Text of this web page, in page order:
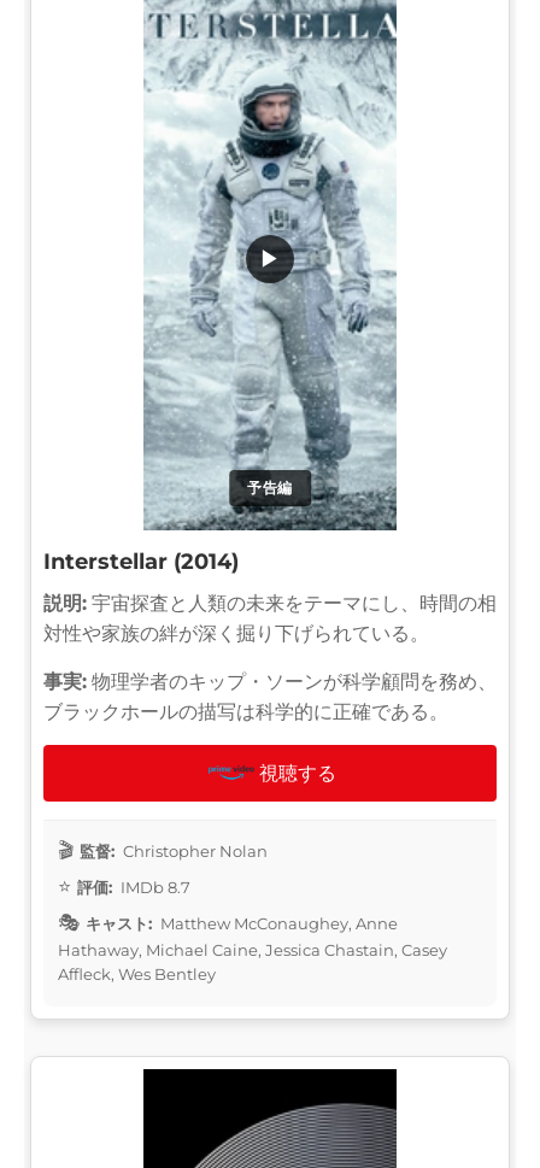
予告編
▶
Interstellar (2014)
説明: 宇宙探査と人類の未来をテーマにし、時間の相
対性や家族の絆が深く掘り下げられている。
事実: 物理学者のキップ・ソーンが科学顧問を務め、
ブラックホールの描写は科学的に正確である。
視聴する
監督: Christopher Nolan
評価: IMDb 8.7
キャスト: Matthew McConaughey, Anne
Hathaway, Michael Caine, Jessica Chastain, Casey
Affleck, Wes Bentley